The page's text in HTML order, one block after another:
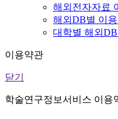
해외전자자료
해외DB별 이
대학별 해외
이용약관
닫기
학술연구정보서비스 이용